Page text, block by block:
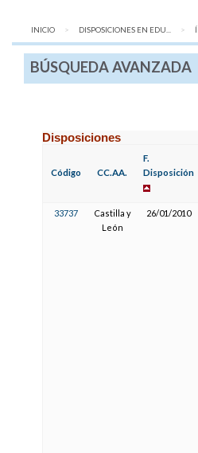
INICIO DISPOSICIONES EN EDU...
BÚSQUEDA AVANZADA
Disposiciones
Código CC.AA.
F.
Disposición
33737
Castilla y
León
26/01/2010